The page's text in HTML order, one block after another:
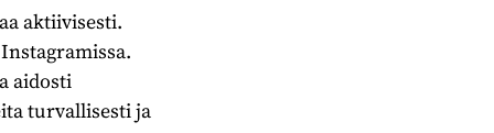
aktiivisesti.
aidosti
turvallisesti ja